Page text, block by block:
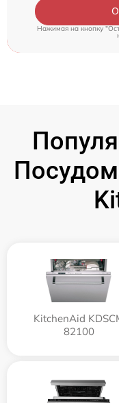
Нажимая на кнопку
KitchenAid
82100